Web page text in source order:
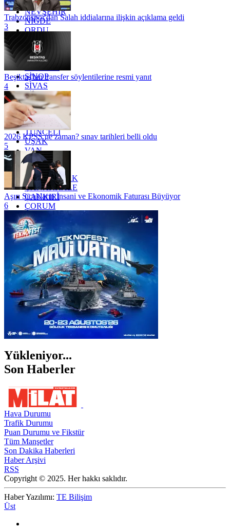
MUŞ
NEVŞEHİR
NİĞDE
ORDU
OSMANİYE
RİZE
SAKARYA
SİNOP
SİVAS
SİİRT
TEKİRDAĞ
TOKAT
TRABZON
TUNCELİ
UŞAK
VAN
YALOVA
YOZGAT
ZONGULDAK
ÇANAKKALE
ÇANKIRI
ÇORUM
İSTANBUL
İZMİR
ŞANLIURFA
ŞIRNAK
Trabzonspor'dan Salah iddialarına ilişkin açıklama geldi
3
Beşiktaş'tan transfer söylentilerine resmi yanıt
4
2026 KPSS ne zaman? sınav tarihleri belli oldu
5
Aşırı Sıcakların İnsani ve Ekonomik Faturası Büyüyor
6
Yükleniyor...
Son Haberler
Hava Durumu
Trafik Durumu
Puan Durumu ve Fikstür
Tüm Manşetler
Son Dakika Haberleri
Haber Arşivi
RSS
Copyright © 2025. Her hakkı saklıdır.
Haber Yazılımı: TE Bilişim
Üst